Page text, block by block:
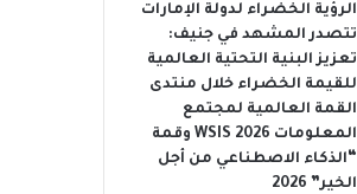
الرؤية الخضراء لدولة الإمارات
تتصدر المشهد في جنيف:
تعزيز البنية التحتية العالمية
للقيمة الخضراء خلال منتدى
القمة العالمية لمجتمع
المعلومات WSIS 2026 وقمة
“الذكاء الاصطناعي من أجل
الخير” 2026